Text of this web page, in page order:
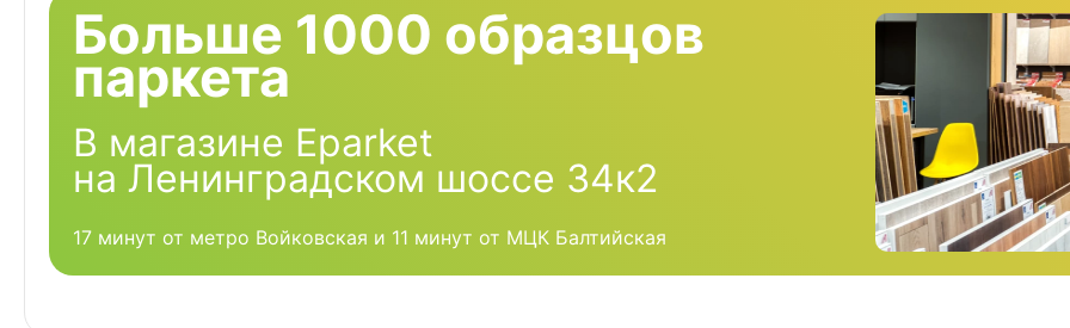
Больше 1000 образцов
паркета
В магазине Eparket
на Ленинградском шоссе 34к2
17 минут от метро Войковская и 11 минут от МЦК Балтийская